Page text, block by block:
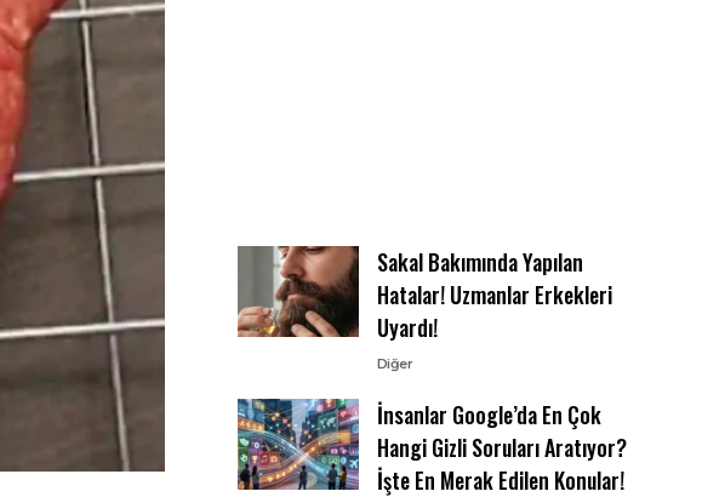
Sakal Bakımında Yapılan
Hatalar! Uzmanlar Erkekleri
Uyardı!
Diğer
İnsanlar Google’da En Çok
Hangi Gizli Soruları Aratıyor?
İşte En Merak Edilen Konular!